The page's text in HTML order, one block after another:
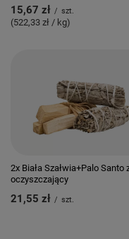
15,67 zł / szt.
(522,33 zł / kg)
2x Biała Szałwia+Palo Santo
oczyszczający
21,55 zł / szt.